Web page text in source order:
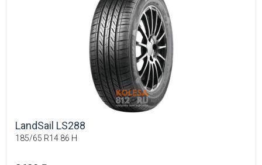
LandSail LS288
185/65 R14 86 H